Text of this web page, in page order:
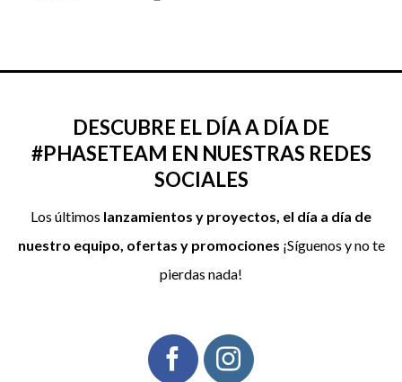
DESCUBRE EL DÍA A DÍA DE
#PHASETEAM EN NUESTRAS REDES
SOCIALES
Los últimos lanzamientos y proyectos, el día a día de
nuestro equipo, ofertas y promociones ¡Síguenos y no te
pierdas nada!